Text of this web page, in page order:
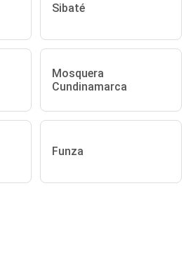
Sibaté
Mosquera
Cundinamarca
Funza